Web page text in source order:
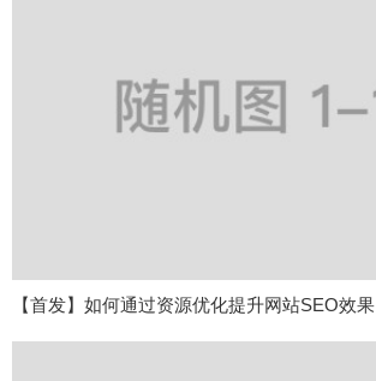
【首发】如何通过资源优化提升网站SEO效果